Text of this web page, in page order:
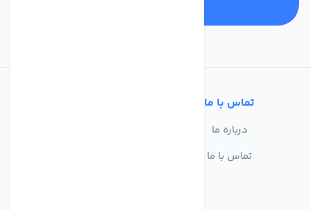
تماس با ما
درباره ما
تماس با ما